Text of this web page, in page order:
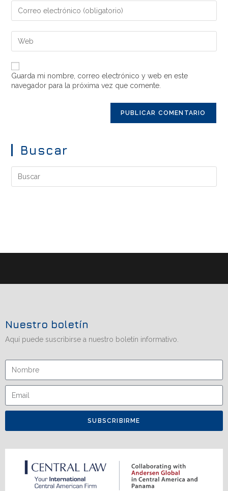
Guarda mi nombre, correo electrónico y web en este
navegador para la próxima vez que comente.
Buscar
Nuestro boletín
Aquí puede suscribirse a nuestro boletín informativo.
SUBSCRIBIRME